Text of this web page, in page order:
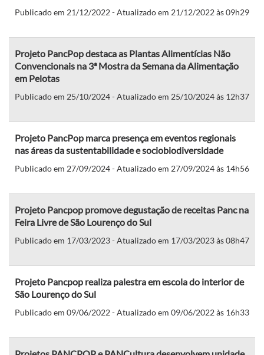
Publicado em 21/12/2022 - Atualizado em 21/12/2022 às 09h29
Projeto PancPop destaca as Plantas Alimentícias Não
Convencionais na 3ª Mostra da Semana da Alimentação
em Pelotas
Publicado em 25/10/2024 - Atualizado em 25/10/2024 às 12h37
Projeto PancPop marca presença em eventos regionais
nas áreas da sustentabilidade e sociobiodiversidade
Publicado em 27/09/2024 - Atualizado em 27/09/2024 às 14h56
Projeto Pancpop promove degustação de receitas Panc na
Feira Livre de São Lourenço do Sul
Publicado em 17/03/2023 - Atualizado em 17/03/2023 às 08h47
Projeto Pancpop realiza palestra em escola do interior de
São Lourenço do Sul
Publicado em 09/06/2022 - Atualizado em 09/06/2022 às 16h33